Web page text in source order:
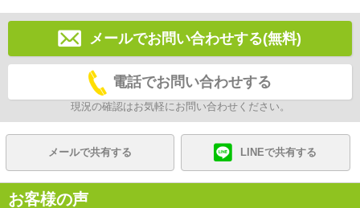
メールでお問い合わせする(無料)
電話でお問い合わせする
現況の確認はお気軽にお問い合わせください。
メールで共有する LINEで共有する
お客様の声